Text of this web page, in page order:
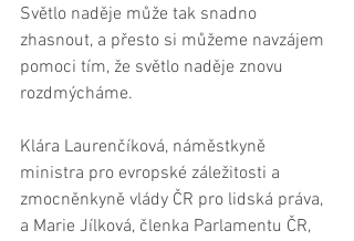
Světlo naděje může tak snadno
zhasnout, a přesto si můžeme navzájem
pomoci tím, že světlo naděje znovu
rozdmýcháme.
Klára Laurenčíková, náměstkyně
ministra pro evropské záležitosti a
zmocněnkyně vlády ČR pro lidská práva,
a Marie Jílková, členka Parlamentu ČR,